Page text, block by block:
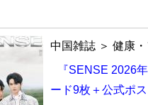
中国雑誌 ＞ 健康
『SENSE 2026
ード9枚＋公式ポ